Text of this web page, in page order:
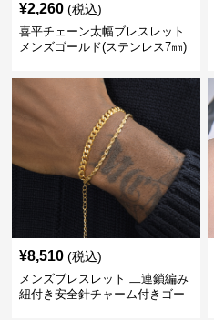
¥2,260 (税込)
喜平チェーン太幅ブレスレット
メンズゴールド(ステンレス7㎜)
¥8,510 (税込)
メンズブレスレット 二連鎖編み
紐付き安全針チャーム付きゴー